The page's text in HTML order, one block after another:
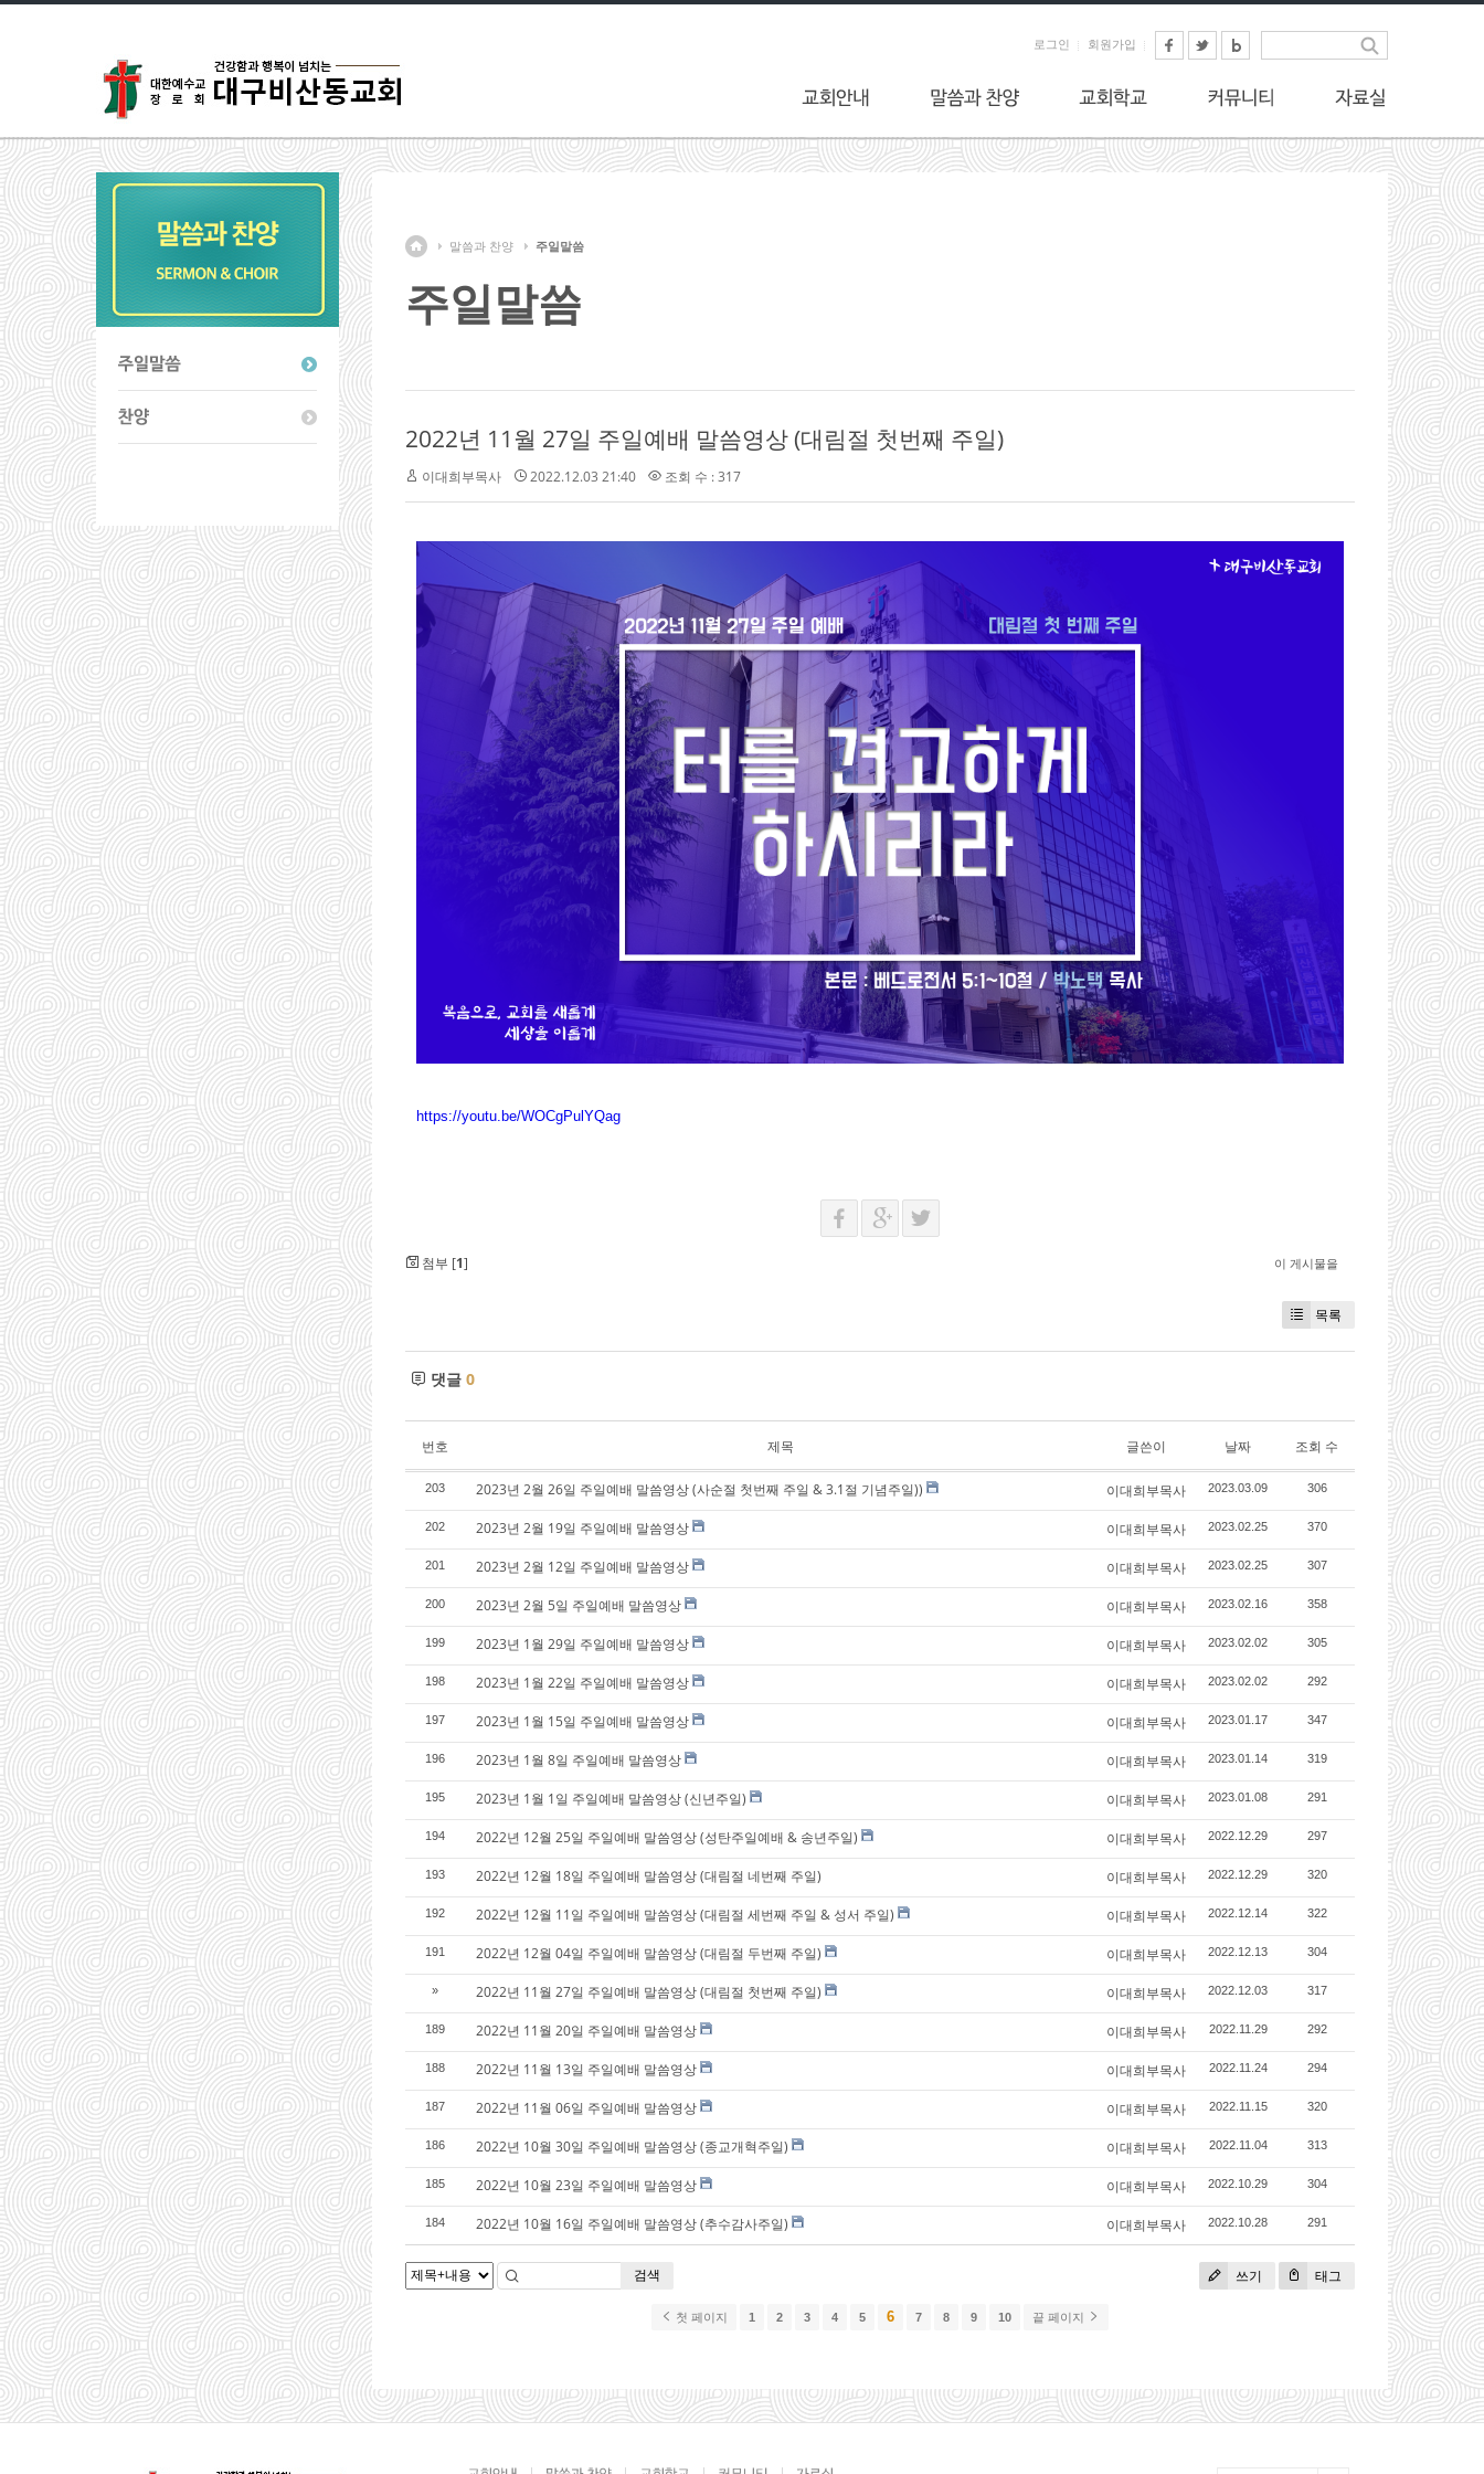
로그인 회원가입
말씀과 찬양 주일말씀
주일말씀
2022년 11월 27일 주일예배 말씀영상 (대림절 첫번째 주일)
이대희부목사 2022.12.03 21:40 조회 수 : 317
https://youtu.be/WOCgPulYQag
첨부 [1] 이 게시물을
목록
댓글 0
번호 제목 글쓴이 날짜 조회 수
203 2023년 2월 26일 주일예배 말씀영상 (사순절 첫번째 주일 & 3.1절 기념주일)) 이대희부목사 2023.03.09 306
202 2023년 2월 19일 주일예배 말씀영상 이대희부목사 2023.02.25 370
201 2023년 2월 12일 주일예배 말씀영상 이대희부목사 2023.02.25 307
200 2023년 2월 5일 주일예배 말씀영상 이대희부목사 2023.02.16 358
199 2023년 1월 29일 주일예배 말씀영상 이대희부목사 2023.02.02 305
198 2023년 1월 22일 주일예배 말씀영상 이대희부목사 2023.02.02 292
197 2023년 1월 15일 주일예배 말씀영상 이대희부목사 2023.01.17 347
196 2023년 1월 8일 주일예배 말씀영상 이대희부목사 2023.01.14 319
195 2023년 1월 1일 주일예배 말씀영상 (신년주일) 이대희부목사 2023.01.08 291
194 2022년 12월 25일 주일예배 말씀영상 (성탄주일예배 & 송년주일) 이대희부목사 2022.12.29 297
193 2022년 12월 18일 주일예배 말씀영상 (대림절 네번째 주일) 이대희부목사 2022.12.29 320
192 2022년 12월 11일 주일예배 말씀영상 (대림절 세번째 주일 & 성서 주일) 이대희부목사 2022.12.14 322
191 2022년 12월 04일 주일예배 말씀영상 (대림절 두번째 주일) 이대희부목사 2022.12.13 304
» 2022년 11월 27일 주일예배 말씀영상 (대림절 첫번째 주일) 이대희부목사 2022.12.03 317
189 2022년 11월 20일 주일예배 말씀영상 이대희부목사 2022.11.29 292
188 2022년 11월 13일 주일예배 말씀영상 이대희부목사 2022.11.24 294
187 2022년 11월 06일 주일예배 말씀영상 이대희부목사 2022.11.15 320
186 2022년 10월 30일 주일예배 말씀영상 (종교개혁주일) 이대희부목사 2022.11.04 313
185 2022년 10월 23일 주일예배 말씀영상 이대희부목사 2022.10.29 304
184 2022년 10월 16일 주일예배 말씀영상 (추수감사주일) 이대희부목사 2022.10.28 291
쓰기 태그
검색
첫 페이지 1 2 3 4 5 6 7 8 9 10 끝 페이지